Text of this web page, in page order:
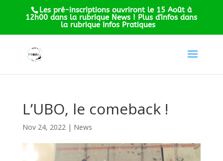
Les pré-inscriptions ouvriront le 15 Août à
12h00 dans la rubrique News ! Plus d'infos dans
la rubrique Infos Pratiques
L’UBO, le comeback !
Nov 24, 2022| News